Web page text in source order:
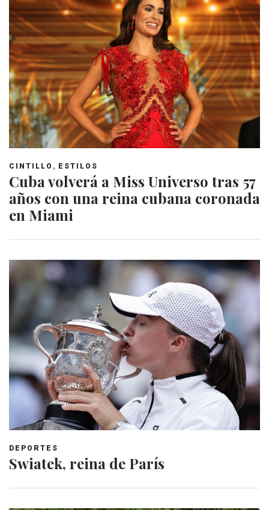
CINTILLO , ESTILOS
Cuba volverá a Miss Universo tras 57
años con una reina cubana coronada
en Miami
DEPORTES
Swiatek, reina de París